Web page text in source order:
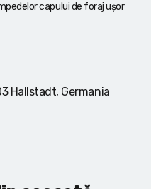
capului de foraj ușor
Hallstadt, Germania